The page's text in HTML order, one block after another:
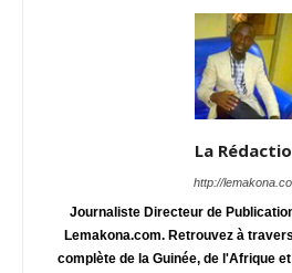
La
http://
Journaliste Directeur de
Lemakona.com. Retrouvez à
complète de la Guinée, de l'Afrique